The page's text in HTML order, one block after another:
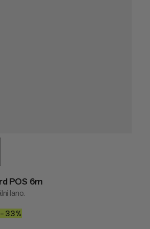
POS 6m
lano.
€12
–33%